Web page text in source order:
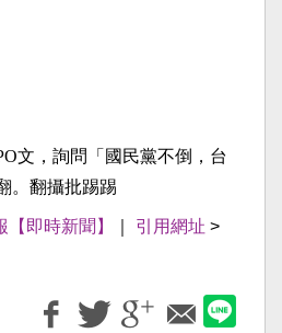
文，詢問「國民黨不倒，台
。翻攝批踢踢
【即時新聞】 引用網址 >